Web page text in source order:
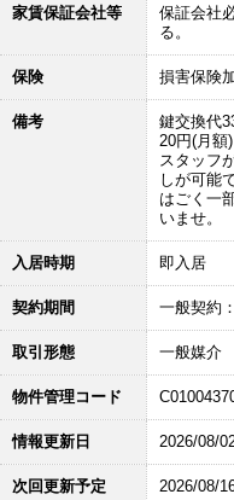
家賃保証会社等
保証会社
る。
保険 損害保険
備考
鍵交換代
20円(月額
スタッフ
しが可能
はごく一
いませ。
入居時期 即入居
契約期間 一般契約
取引形態 一般媒介
物件管理コード
情報更新日 2026/08/
次回更新予定 2026/08/